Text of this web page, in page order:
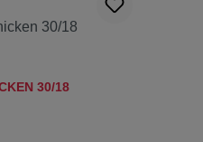
30/18